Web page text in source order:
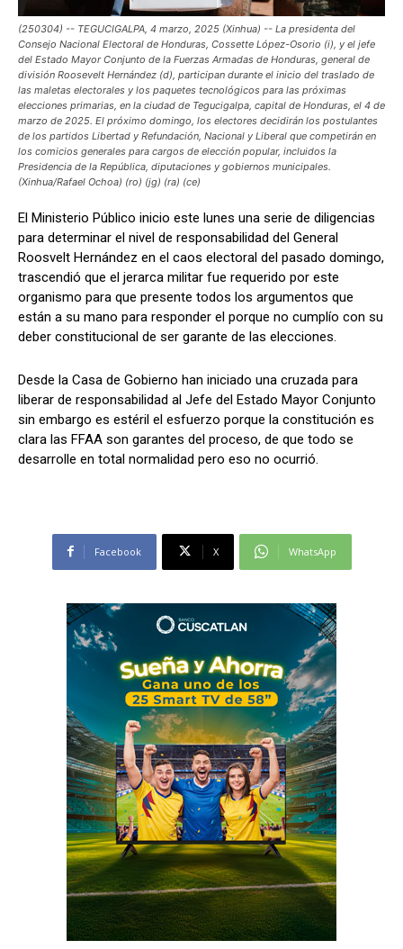
Comparta
Facebook X WhatsApp
Síganos
Comparta
Facebook X WhatsApp
Síganos
(250304) -- TEGUCIGALPA, 4 marzo, 2025 (Xinhua) -- La presidenta del
Consejo Nacional Electoral de Honduras, Cossette López-Osorio (i), y el jefe
del Estado Mayor Conjunto de la Fuerzas Armadas de Honduras, general de
división Roosevelt Hernández (d), participan durante el inicio del traslado de
las maletas electorales y los paquetes tecnológicos para las próximas
elecciones primarias, en la ciudad de Tegucigalpa, capital de Honduras, el 4 de
marzo de 2025. El próximo domingo, los electores decidirán los postulantes
de los partidos Libertad y Refundación, Nacional y Liberal que competirán en
los comicios generales para cargos de elección popular, incluidos la
Presidencia de la República, diputaciones y gobiernos municipales.
(Xinhua/Rafael Ochoa) (ro) (jg) (ra) (ce)
El Ministerio Público inicio este lunes una serie de diligencias
para determinar el nivel de responsabilidad del General
Roosvelt Hernández en el caos electoral del pasado domingo,
trascendió que el jerarca militar fue requerido por este
organismo para que presente todos los argumentos que
están a su mano para responder el porque no cumplío con su
deber constitucional de ser garante de las elecciones.
Desde la Casa de Gobierno han iniciado una cruzada para
liberar de responsabilidad al Jefe del Estado Mayor Conjunto
sin embargo es estéril el esfuerzo porque la constitución es
clara las FFAA son garantes del proceso, de que todo se
desarrolle en total normalidad pero eso no ocurrió.
Facebook X WhatsApp